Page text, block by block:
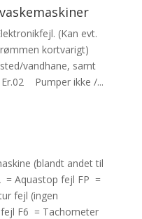
(Kan evt.
kortvarigt)
vandhane, samt
Pumper ikke /...
(blandt andet til
= Aquastop fejl FP =
fejl (ingen
F6 = Tachometer